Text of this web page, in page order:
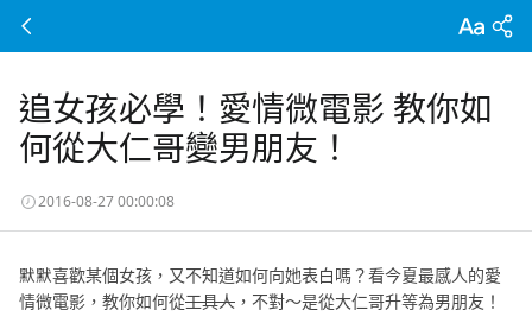
追女孩必學！愛情微電影 教你如
何從大仁哥變男朋友！
2016-08-27 00:00:08
默默喜歡某個女孩，又不知道如何向她表白嗎？看今夏最感人的愛
情微電影，教你如何從工具人 ，不對～是從大仁哥升等為男朋友！